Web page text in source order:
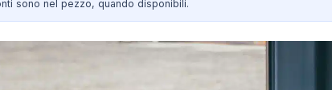
sono nel pezzo, quando disponibili.